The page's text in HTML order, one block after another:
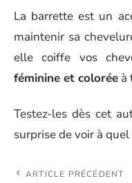
La barrette est un
maintenir sa
elle coiffe vos
féminine et colorée à
Testez-les dès cet
surprise de voir à
ARTICLE PRÉCÉDENT